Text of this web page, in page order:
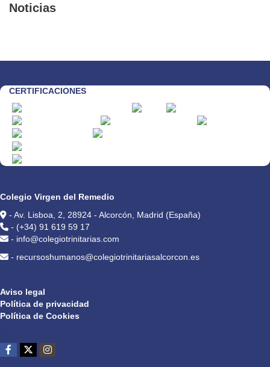
Noticias
CERTIFICACIONES
Colegio Virgen del Remedio
- Av. Lisboa, 2, 28924 - Alcorcón, Madrid (España)
- (+34) 91 619 59 17
- info@colegiotrinitarias.com
- recursoshumanos@colegiotrinitariasalcorcon.es
Aviso legal
Política de privacidad
Política de Cookies